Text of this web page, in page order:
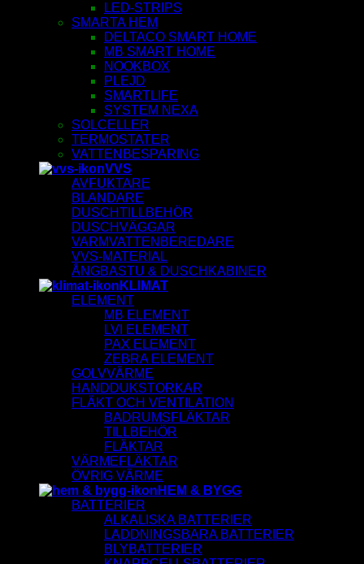
LED-STRIPS
SMARTA HEM
DELTACO SMART HOME
MB SMART HOME
NOOKBOX
PLEJD
SMARTLIFE
SYSTEM NEXA
SOLCELLER
TERMOSTATER
VATTENBESPARING
VVS
AVFUKTARE
BLANDARE
DUSCHTILLBEHÖR
DUSCHVÄGGAR
VARMVATTENBEREDARE
VVS-MATERIAL
ÅNGBASTU & DUSCHKABINER
KLIMAT
ELEMENT
MB ELEMENT
LVI ELEMENT
PAX ELEMENT
ZEBRA ELEMENT
GOLVVÄRME
HANDDUKSTORKAR
FLÄKT OCH VENTILATION
BADRUMSFLÄKTAR
TILLBEHÖR
FLÄKTAR
VÄRMEFLÄKTAR
ÖVRIG VÄRME
HEM & BYGG
BATTERIER
ALKALISKA BATTERIER
LADDNINGSBARA BATTERIER
BLYBATTERIER